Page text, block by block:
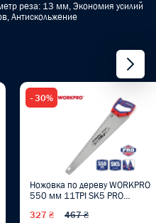
реза: 13 мм, Экономия усилий
Антискольжение
Видеообзор
- 30%
Ножовка по дереву WORKPRO
550 мм 11TPI SK5 PRO
327 ₴ 467 ₴